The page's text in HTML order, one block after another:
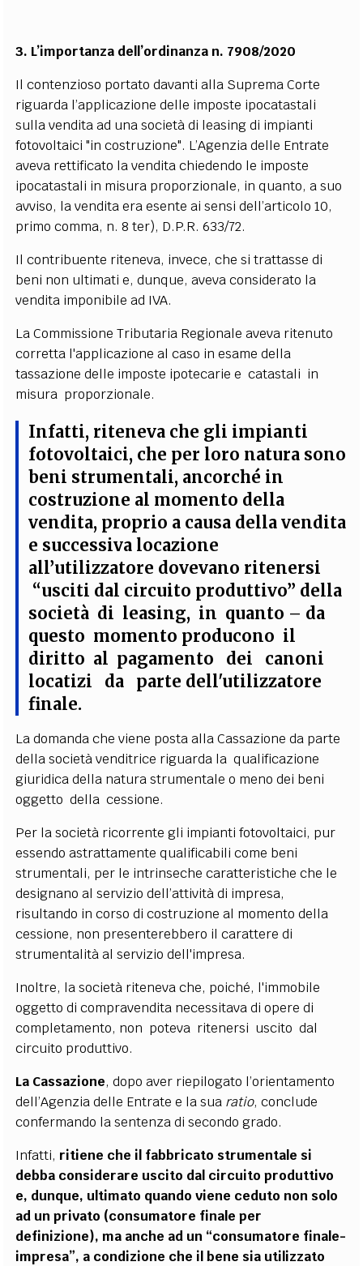
3. L’importanza dell’ordinanza n. 7908/2020
Il contenzioso portato davanti alla Suprema Corte
riguarda l’applicazione delle imposte ipocatastali
sulla vendita ad una società di leasing di impianti
fotovoltaici "in costruzione". L’Agenzia delle Entrate
aveva rettificato la vendita chiedendo le imposte
ipocatastali in misura proporzionale, in quanto, a suo
avviso, la vendita era esente ai sensi dell’articolo 10,
primo comma, n. 8 ter), D.P.R. 633/72.
Il contribuente riteneva, invece, che si trattasse di
beni non ultimati e, dunque, aveva considerato la
vendita imponibile ad IVA.
La Commissione Tributaria Regionale aveva ritenuto
corretta l'applicazione al caso in esame della
tassazione delle imposte ipotecarie e catastali in
misura proporzionale.
Infatti, riteneva che gli impianti
fotovoltaici, che per loro natura sono
beni strumentali, ancorché in
costruzione al momento della
vendita, proprio a causa della vendita
e successiva locazione
all’utilizzatore dovevano ritenersi
“usciti dal circuito produttivo” della
società di leasing, in quanto – da
questo momento producono il
diritto al pagamento dei canoni
locatizi da parte dell'utilizzatore
finale.
La domanda che viene posta alla Cassazione da parte
della società venditrice riguarda la qualificazione
giuridica della natura strumentale o meno dei beni
oggetto della cessione.
Per la società ricorrente gli impianti fotovoltaici, pur
essendo astrattamente qualificabili come beni
strumentali, per le intrinseche caratteristiche che le
designano al servizio dell’attività di impresa,
risultando in corso di costruzione al momento della
cessione, non presenterebbero il carattere di
strumentalità al servizio dell'impresa.
Inoltre, la società riteneva che, poiché, l'immobile
oggetto di compravendita necessitava di opere di
completamento, non poteva ritenersi uscito dal
circuito produttivo.
La Cassazione, dopo aver riepilogato l’orientamento
dell’Agenzia delle Entrate e la sua ratio, conclude
confermando la sentenza di secondo grado.
Infatti, ritiene che il fabbricato strumentale si
debba considerare uscito dal circuito produttivo
e, dunque, ultimato quando viene ceduto non solo
ad un privato (consumatore finale per
definizione), ma anche ad un “consumatore finale-
impresa”, a condizione che il bene sia utilizzato